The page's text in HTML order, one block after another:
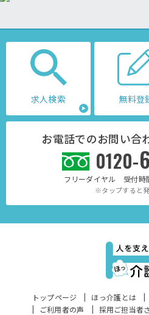
求人検索 無料登
お電話でのお問い合
0120-
フリーダイヤル 受付時
※タップすると
トップページ ほっ介護とは
ご利用者の声
採用ご担当者